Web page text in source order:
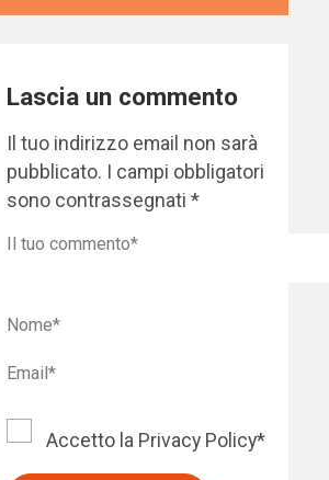
Lascia un commento
Il tuo indirizzo email non sarà
pubblicato. I campi obbligatori
sono contrassegnati*
Accetto la Privacy Policy*